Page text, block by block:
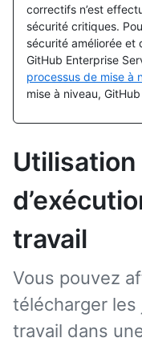
correctifs n’est
sécurité critiques.
sécurité améliorée et
GitHub Enterprise
processus de mise à
mise à niveau,
travail
Vous pouvez
télécharger les
travail dans